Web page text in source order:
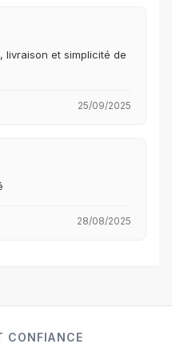
et simplicité de
25/09/2025
28/08/2025
CONFIANCE